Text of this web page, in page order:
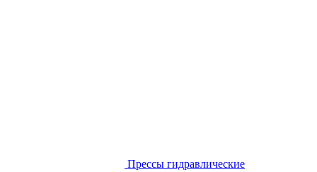
Прессы гидравлические